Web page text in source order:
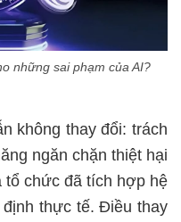
những sai phạm của AI?
không thay đổi: trách
ngăn chặn thiệt hại
tổ chức đã tích hợp hệ
thực tế. Điều thay